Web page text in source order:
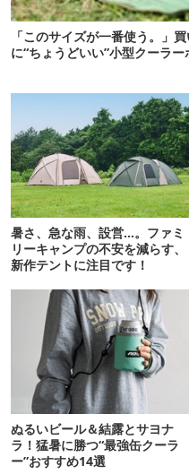
「このサイズが一番使う。」
に“ちょうどいい”小型クーラ
暑さ、急な雨、設営…。ファミ
リーキャンプの不安を減らす、
新作テントに注目です！
ぬるいビール＆結露とサヨナ
ラ！猛暑に勝つ“最強缶クーラ
ー”おすすめ14選